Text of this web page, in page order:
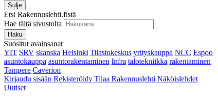
Sulje
Etsi Rakennuslehti.fistä
Hae tältä sivustolta
Haku
Suositut avainsanat
YIT SRV skanska Helsinki Tilastokeskus yrityskauppa NCC Espoo
asuntokauppa asuntorakentaminen Infra talotekniikka rakentaminen
Tampere Caverion
Kirjaudu sisään Rekisteröidy Tilaa Rakennuslehti Näköislehdet
Uutiset